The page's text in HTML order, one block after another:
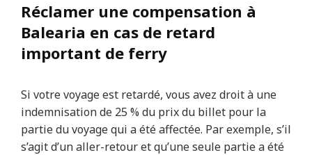
Réclamer une compensation à
Balearia en cas de retard
important de ferry
Si votre voyage est retardé, vous avez droit à une
indemnisation de 25 % du prix du billet pour la
partie du voyage qui a été affectée. Par exemple, s’il
s’agit d’un aller-retour et qu’une seule partie a été